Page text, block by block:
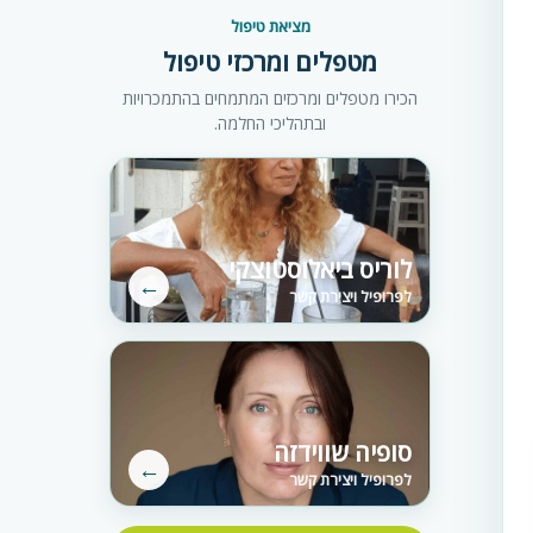
מציאת טיפול
מטפלים ומרכזי טיפול
הכירו מטפלים ומרכזים המתמחים בהתמכרויות
ובתהליכי החלמה.
לוריס ביאלוסטוצקי
לפרופיל ויצירת קשר ←
סופיה שווידזה
לפרופיל ויצירת קשר ←